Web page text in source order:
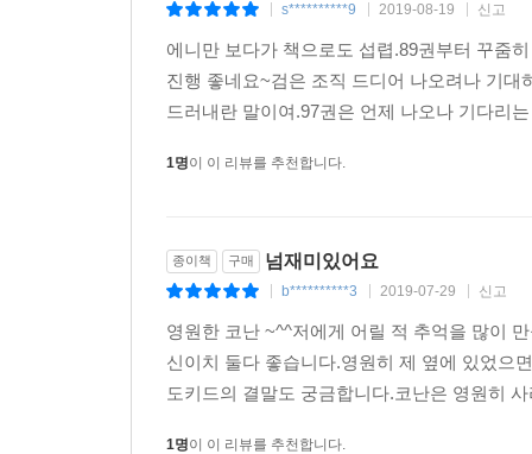
s**********9 2019-08-19 신고
에니만 보다가 책으로도 섭렵.89권부터 꾸줌
진행 좋네요~검은 조직 드디어 나오려나 기
드러내란 말이여.97권은 언제 나오나 기다리
1명이 이 리뷰를 추천합니다.
종이책 구매 넘재미있어요
b**********3 2019-07-29 신고
영원한 코난 ~^^저에게 어릴 적 추억을 많이
신이치 둘다 좋습니다.영원히 제 옆에 있었으
도키드의 결말도 궁금합니다.코난은 영원히
1명이 이 리뷰를 추천합니다.